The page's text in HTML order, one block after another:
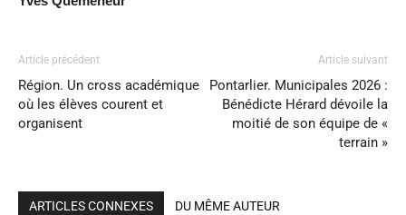
Article précédent
Région. Un cross académique
où les élèves courent et
organisent
Article suivant
Pontarlier. Municipales 2026 :
Bénédicte Hérard dévoile la
moitié de son équipe de «
terrain »
ARTICLES CONNEXES DU MÊME AUTEUR